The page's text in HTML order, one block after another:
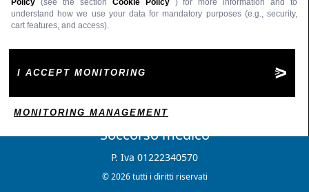
Soccorso medico
P. Iva 01222340570
© 2026 tutti i diritti riservati
Policy (see the section Cookie Policy
) for more information and to
understand how we use your data for mandatory purposes (e.g., security,
cart features, and access).
I ACCEPT MONITORING
MONITORING MANAGEMENT